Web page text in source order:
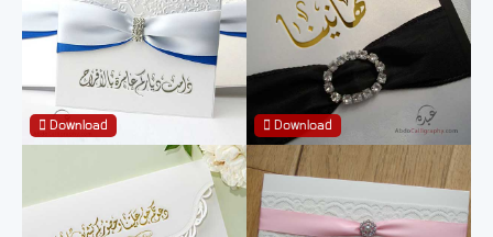
Download
Download